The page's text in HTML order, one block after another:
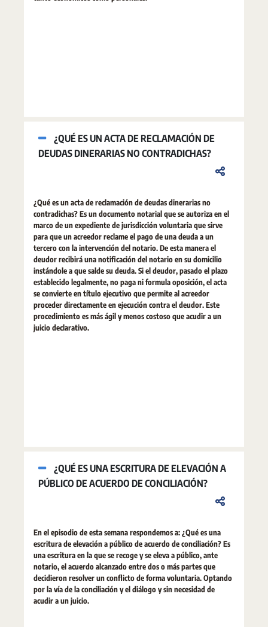
¿QUÉ ES UN ACTA DE RECLAMACIÓN DE
DEUDAS DINERARIAS NO CONTRADICHAS?
¿Qué es un acta de reclamación de deudas dinerarias no
contradichas? Es un documento notarial que se autoriza en el
marco de un expediente de jurisdicción voluntaria que sirve
para que un acreedor reclame el pago de una deuda a un
tercero con la intervención del notario. De esta manera el
deudor recibirá una notificación del notario en su domicilio
instándole a que salde su deuda. Si el deudor, pasado el plazo
establecido legalmente, no paga ni formula oposición, el acta
se convierte en título ejecutivo que permite al acreedor
proceder directamente en ejecución contra el deudor. Este
procedimiento es más ágil y menos costoso que acudir a un
juicio declarativo.
¿QUÉ ES UNA ESCRITURA DE ELEVACIÓN A
PÚBLICO DE ACUERDO DE CONCILIACIÓN?
En el episodio de esta semana respondemos a: ¿Qué es una
escritura de elevación a público de acuerdo de conciliación? Es
una escritura en la que se recoge y se eleva a público, ante
notario, el acuerdo alcanzado entre dos o más partes que
decidieron resolver un conflicto de forma voluntaria. Optando
por la vía de la conciliación y el diálogo y sin necesidad de
acudir a un juicio.